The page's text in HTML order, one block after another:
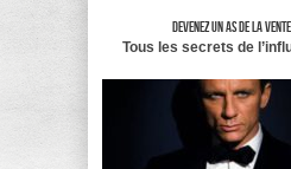
Devenez un as de la
Tous les secrets de